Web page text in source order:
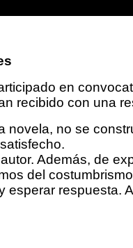
en
recibido con una
novela, no se
Además, de
del
respuesta.